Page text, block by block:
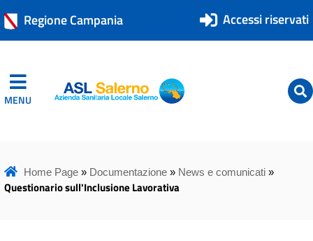
Regione Campania Accessi riservati
MENU ASL Salerno
ASL Salerno
Home Page» Documentazione» News e comunicati»
Questionario sull'Inclusione Lavorativa